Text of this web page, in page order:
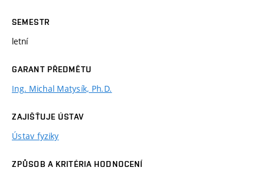
SEMESTR
letní
GARANT PŘEDMĚTU
Ing. Michal Matysík, Ph.D.
ZAJIŠŤUJE ÚSTAV
Ústav fyziky
ZPŮSOB A KRITÉRIA HODNOCENÍ